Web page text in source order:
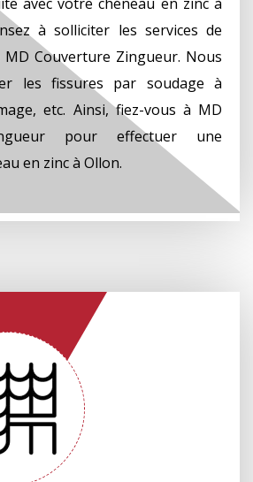
à solliciter les services de
Couverture Zingueur. Nous
les fissures par soudage à
etc. Ainsi, fiez-vous à MD
pour effectuer une
en zinc à Ollon.